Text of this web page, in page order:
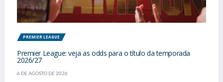
PREMIER LEAGUE
Premier League: veja as odds para o título da temporada
2026/27
6 DE AGOSTO DE 2026